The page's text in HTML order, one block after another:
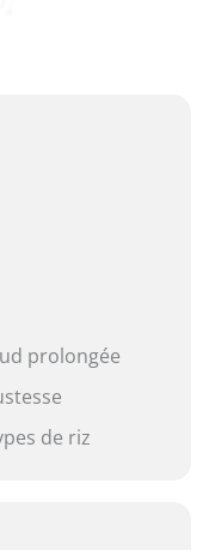
prolongée
de riz